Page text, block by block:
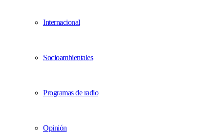
Internacional
Socioambientales
Programas de radio
Opinión